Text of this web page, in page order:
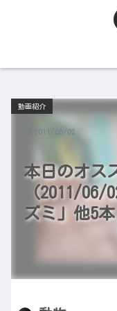
本日のオス
（2011/
ズミ」他5本
動画紹介
2011/06/02